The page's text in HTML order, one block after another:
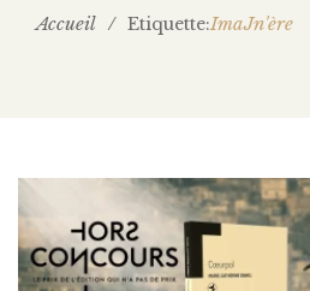
Accueil / Etiquette:ImaJn'ère